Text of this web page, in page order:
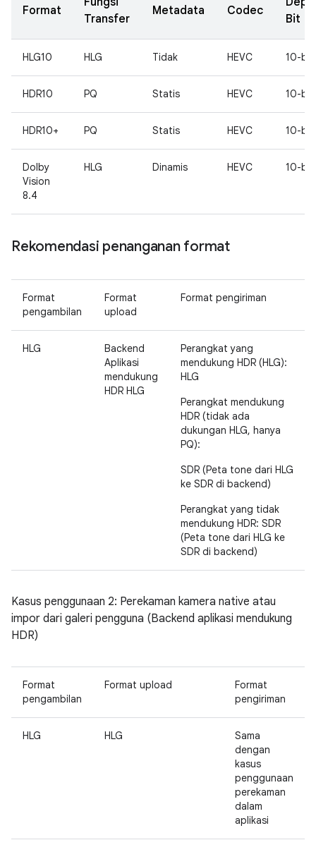
Format
Transfer
Metadata Codec
Bit
HLG10 HLG Tidak HEVC 10-bit
HDR10 PQ Statis HEVC 10-bit
HDR10+ PQ Statis HEVC 10-bit
Dolby
Vision
8.4
HLG Dinamis HEVC 10-bit
Rekomendasi penanganan format
Format
pengambilan
Format
upload
Format pengiriman
HLG
Backend
Aplikasi
mendukung
HDR HLG
Perangkat yang
mendukung HDR (HLG):
HLG
Perangkat mendukung
HDR (tidak ada
dukungan HLG, hanya
PQ):
SDR (Peta tone dari HLG
ke SDR di backend)
Perangkat yang tidak
mendukung HDR: SDR
(Peta tone dari HLG ke
SDR di backend)
Kasus penggunaan 2: Perekaman kamera native atau
impor dari galeri pengguna (Backend aplikasi mendukung
HDR)
Format
pengambilan
Format upload
Format
pengiriman
HLG HLG
Sama
dengan
kasus
penggunaan
perekaman
dalam
aplikasi